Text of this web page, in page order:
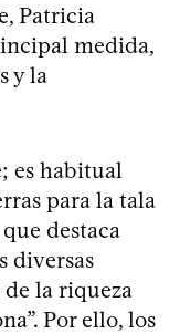
Patricia
medida,
y la
es habitual
para la tala
destaca
diversas
de la riqueza
Por ello, los